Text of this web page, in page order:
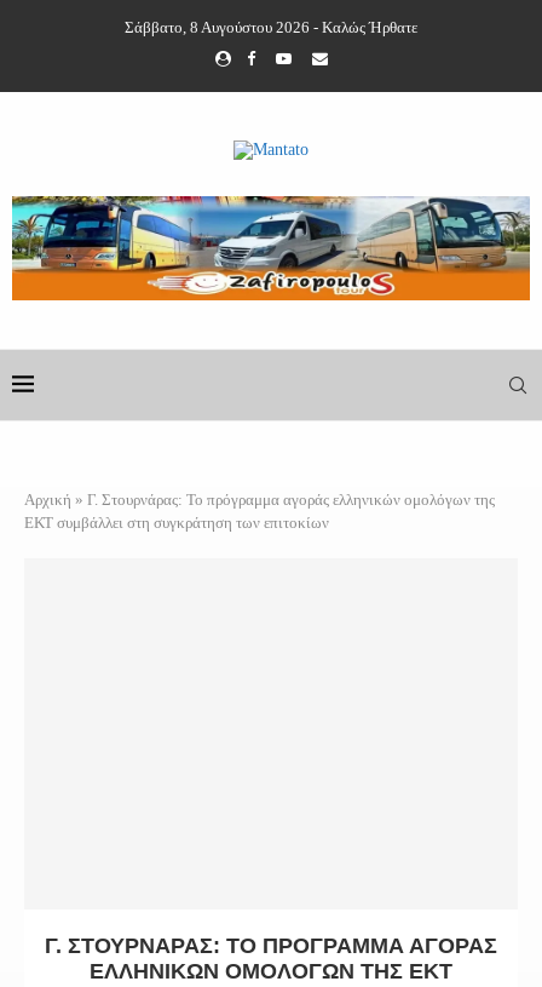
Σάββατο, 8 Αυγούστου 2026 - Καλώς Ήρθατε
Αρχική » Γ. Στουρνάρας: Το πρόγραμμα αγοράς ελληνικών ομολόγων της
ΕΚΤ συμβάλλει στη συγκράτηση των επιτοκίων
Γ. ΣΤΟΥΡΝΆΡΑΣ: ΤΟ ΠΡΌΓΡΑΜΜΑ ΑΓΟΡΆΣ
ΕΛΛΗΝΙΚΏΝ ΟΜΟΛΌΓΩΝ ΤΗΣ ΕΚΤ